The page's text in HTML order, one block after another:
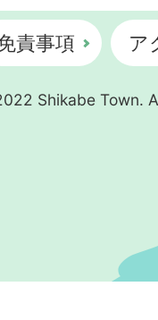
責事項 ア
Shikabe Town.